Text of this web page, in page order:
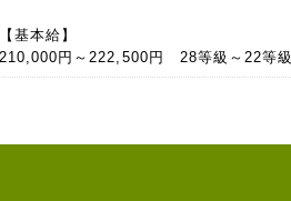
【基本給】
210,000円～222,500円 28等級～22等級